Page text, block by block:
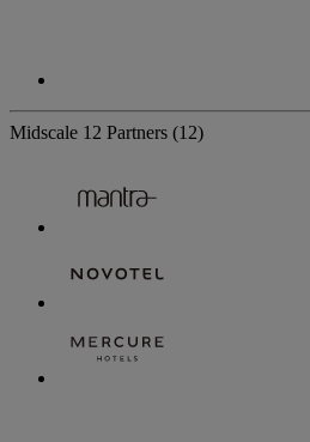
Midscale 12 Partners (12)